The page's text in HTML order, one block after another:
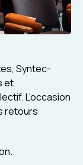
Syntec-
et
L’occasion
retours